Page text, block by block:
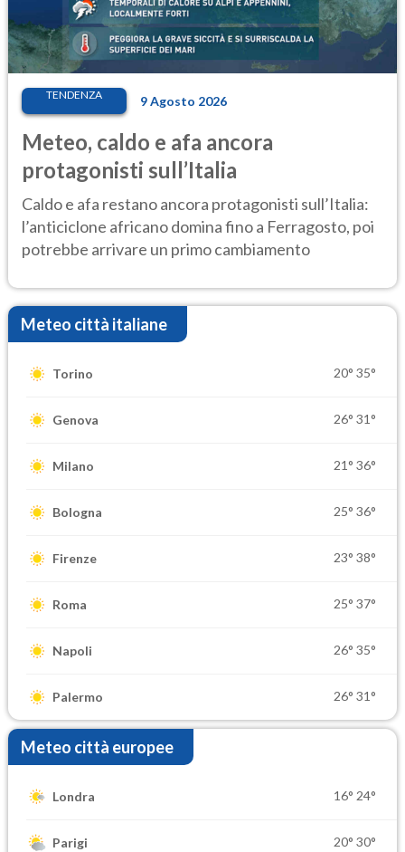
TENDENZA 9 Agosto 2026
Meteo, caldo e afa ancora
protagonisti sull’Italia
Caldo e afa restano ancora protagonisti sull’Italia:
l’anticiclone africano domina fino a Ferragosto, poi
potrebbe arrivare un primo cambiamento
Meteo città italiane
Torino 20° 35°
Genova 26° 31°
Milano 21° 36°
Bologna 25° 36°
Firenze 23° 38°
Roma 25° 37°
Napoli 26° 35°
Palermo 26° 31°
Meteo città europee
Londra 16° 24°
Parigi 20° 30°